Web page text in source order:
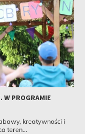
W PROGRAMIE
kreatywności i
teren...